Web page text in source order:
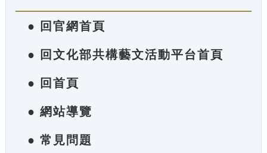
● 回官網首頁
● 回文化部共構藝文活動平台首頁
● 回首頁
● 網站導覽
● 常見問題